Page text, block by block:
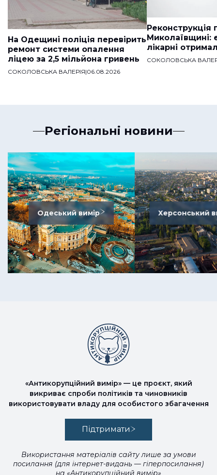
На Одещині поліція перевірить
ремонт системи опалення
ліцею за 2,5 мільйона гривень
СОКОЛОВСЬКА ВАЛЕРІЯ|06.08.2026
Реконструкція
Миколаївщині:
лікарні
СОКОЛОВСЬКА
Регіональні новини
Одеський вимір Херсонський
«Антикорупційний вимір» — це проєкт, який
викриває спроби політиків та чиновників
використовувати владу для особистого збагачення
Підтримати
Використання матеріалів сайту лише за умови
посилання (для інтернет-видань — гіперпосилання)
на «Антикорупційний вимір»